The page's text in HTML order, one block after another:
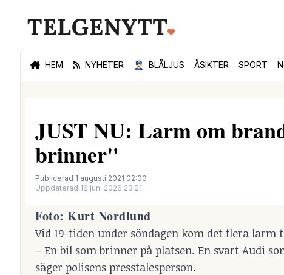
HEM NYHETER 👮🏻‍♂️ BLÅLJUS ÅSIKTER SPORT
JUST NU: Larm om
brinner"
Publicerad 1 augusti 2021 02:00
Uppdaterad 16 juni 2026 23:21
Foto: Kurt Nordlund
Vid 19-tiden under söndagen kom det flera
– En bil som brinner på platsen. En svart Audi
säger polisens presstalesperson.